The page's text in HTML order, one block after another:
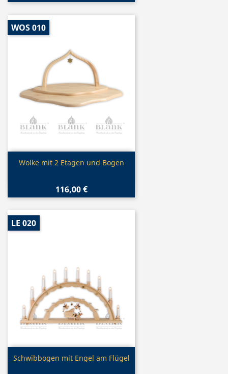
 Vorschau
Wolke mit 2 Etagen und Bogen
116,00 €
WOS 010
Vorschau
Schwibbogen mit Engel am Flügel
LE 020